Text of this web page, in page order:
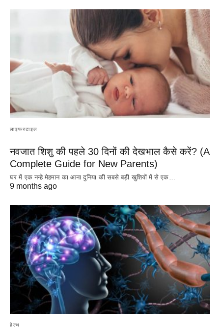
लाइफस्टाइल
नवजात शिशु की पहले 30 दिनों की देखभाल कैसे करें? (A
Complete Guide for New Parents)
घर में एक नन्हे मेहमान का आना दुनिया की सबसे बड़ी खुशियों में से एक…
9 months ago
हेल्थ